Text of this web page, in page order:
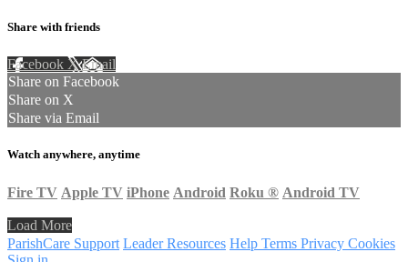
Share with friends
Facebook XEmail
Share on Facebook
Share on X
Share via Email
Watch anywhere, anytime
Fire TV Apple TV iPhone Android Roku ® Android TV
Load More
ParishCare Support Leader Resources Help Terms Privacy Cookies